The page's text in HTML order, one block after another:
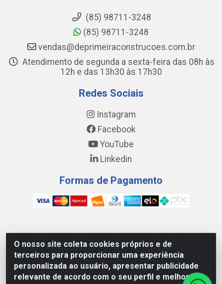
O nosso site coleta cookies próprios e de
terceiros para proporcionar uma experiência
personalizada ao usuário, apresentar publicidade
relevante de acordo com o seu perfil e melhorar a
(85) 98711-3248
(85) 98711-3248
vendas@deprimeiraconstrucoes.com.br
Atendimento de segunda a sexta-feira das 08h às
12h e das 13h30 às 17h30
Redes Sociais
Instagram
Facebook
YouTube
Linkedin
Formas de Pagamento
WING DISTRIBUIDORA COMÉRCIO E LOGÍSTICA DE MATERIAL
DE CONSTRUÇÕES LTDA - AV. DA INTEGRAÇÃO, 790 -
PATRÍCIA GOMES, CAUCAIA/CE - CEP 61.604-505 - CNPJ
17.523.384/0001-20